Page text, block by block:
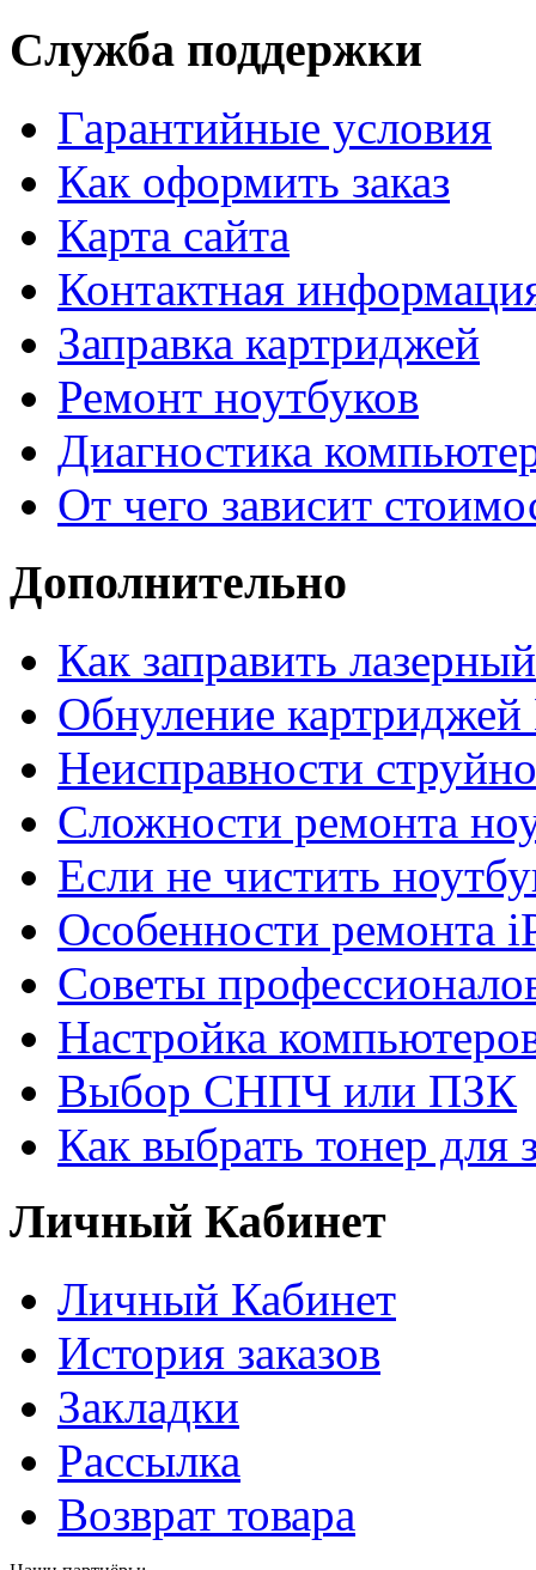
Служба поддержки
Гарантийные условия
Как оформить заказ
Карта сайта
Контактная
Заправка картриджей
Ремонт ноутбуков
Диагностика
От чего зависит
Дополнительно
Как заправить
Обнуление
Неисправности
Сложности ремонта
Если не чистить
Особенности ремонта
Советы
Настройка
Выбор СНПЧ или ПЗК
Как выбрать тонер для
Личный Кабинет
Личный Кабинет
История заказов
Закладки
Рассылка
Возврат товара